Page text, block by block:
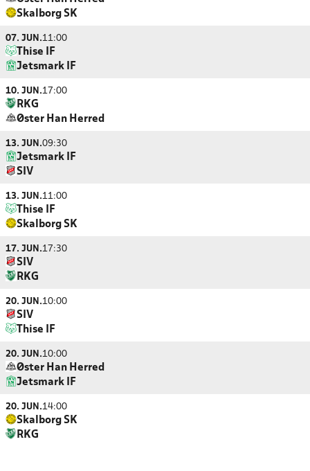
Skalborg SK
07. JUN.11:00
Thise IF
Jetsmark IF
10. JUN.17:00
RKG
Øster Han Herred
13. JUN.09:30
Jetsmark IF
SIV
13. JUN.11:00
Thise IF
Skalborg SK
17. JUN.17:30
SIV
RKG
20. JUN.10:00
SIV
Thise IF
20. JUN.10:00
Øster Han Herred
Jetsmark IF
20. JUN.14:00
Skalborg SK
RKG